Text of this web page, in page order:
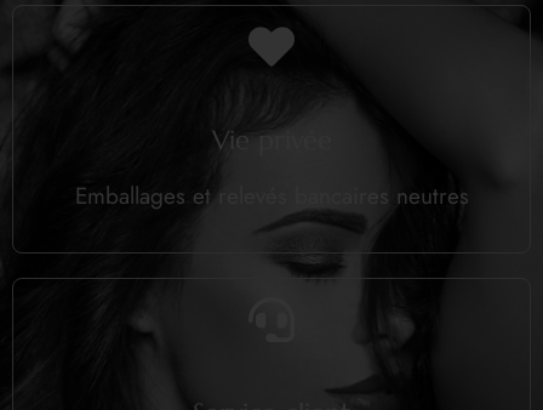
Vie privée
Emballages et relevés bancaires neutres